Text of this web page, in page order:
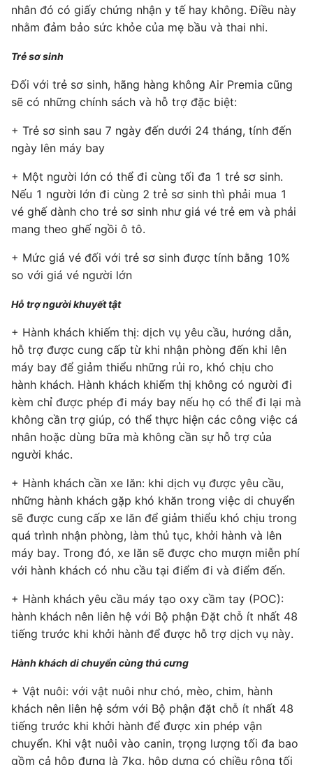
nhân đó có giấy chứng nhận y tế hay không. Điều này
nhằm đảm bảo sức khỏe của mẹ bầu và thai nhi.
Trẻ sơ sinh
Đối với trẻ sơ sinh, hãng hàng không Air Premia cũng
sẽ có những chính sách và hỗ trợ đặc biệt:
+ Trẻ sơ sinh sau 7 ngày đến dưới 24 tháng, tính đến
ngày lên máy bay
+ Một người lớn có thể đi cùng tối đa 1 trẻ sơ sinh.
Nếu 1 người lớn đi cùng 2 trẻ sơ sinh thì phải mua 1
vé ghế dành cho trẻ sơ sinh như giá vé trẻ em và phải
mang theo ghế ngồi ô tô.
+ Mức giá vé đối với trẻ sơ sinh được tính bằng 10%
so với giá vé người lớn
Hỗ trợ người khuyết tật
+ Hành khách khiếm thị: dịch vụ yêu cầu, hướng dẫn,
hỗ trợ được cung cấp từ khi nhận phòng đến khi lên
máy bay để giảm thiểu những rủi ro, khó chịu cho
hành khách. Hành khách khiếm thị không có người đi
kèm chỉ được phép đi máy bay nếu họ có thể đi lại mà
không cần trợ giúp, có thể thực hiện các công việc cá
nhân hoặc dùng bữa mà không cần sự hỗ trợ của
người khác.
+ Hành khách cần xe lăn: khi dịch vụ được yêu cầu,
những hành khách gặp khó khăn trong việc di chuyển
sẽ được cung cấp xe lăn để giảm thiểu khó chịu trong
quá trình nhận phòng, làm thủ tục, khởi hành và lên
máy bay. Trong đó, xe lăn sẽ được cho mượn miễn phí
với hành khách có nhu cầu tại điểm đi và điểm đến.
+ Hành khách yêu cầu máy tạo oxy cầm tay (POC):
hành khách nên liên hệ với Bộ phận Đặt chỗ ít nhất 48
tiếng trước khi khởi hành để được hỗ trợ dịch vụ này.
Hành khách di chuyển cùng thú cưng
+ Vật nuôi: với vật nuôi như chó, mèo, chim, hành
khách nên liên hệ sớm với Bộ phận đặt chỗ ít nhất 48
tiếng trước khi khởi hành để được xin phép vận
chuyển. Khi vật nuôi vào canin, trọng lượng tối đa bao
gồm cả hộp đựng là 7kg, hộp dựng có chiều rộng tối